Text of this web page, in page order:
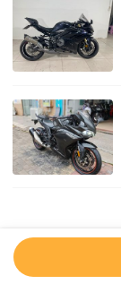
网站地图